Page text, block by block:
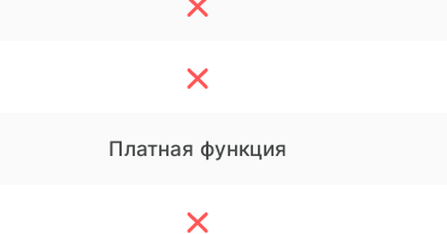
Платная функция